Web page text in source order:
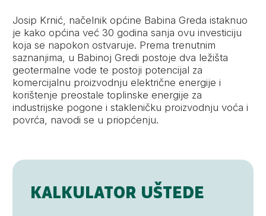
Josip Krnić, načelnik općine Babina Greda istaknuo
je kako općina već 30 godina sanja ovu investiciju
koja se napokon ostvaruje. Prema trenutnim
saznanjima, u Babinoj Gredi postoje dva ležišta
geotermalne vode te postoji potencijal za
komercijalnu proizvodnju električne energije i
korištenje preostale toplinske energije za
industrijske pogone i stakleničku proizvodnju voća i
povrća, navodi se u priopćenju.